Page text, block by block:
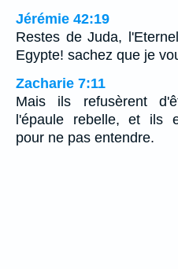
Jérémie 42:19
Restes de Juda,
Egypte! sachez que je
Zacharie 7:11
Mais ils refusèrent
l'épaule rebelle, et ils
pour ne pas entendre.